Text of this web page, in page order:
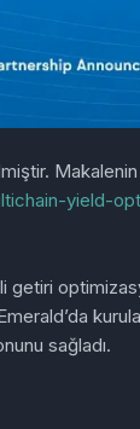
Makalenin
yield-
sağladı.